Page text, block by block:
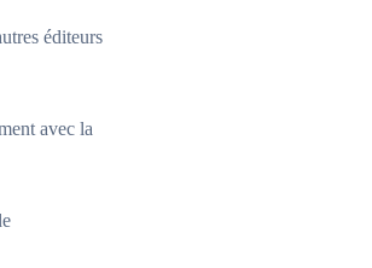
éditeurs
avec la